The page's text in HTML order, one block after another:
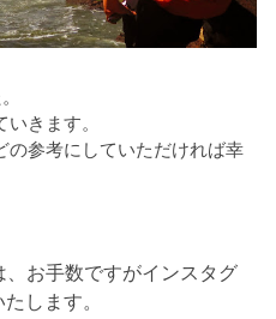
きます。
の参考にしていただければ幸
お手数ですがインスタグ
します。